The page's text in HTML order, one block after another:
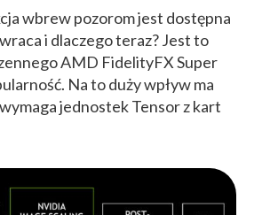
wbrew pozorom jest dostępna
i dlaczego teraz? Jest to
AMD FidelityFX Super
Na to duży wpływ ma
jednostek Tensor z kart